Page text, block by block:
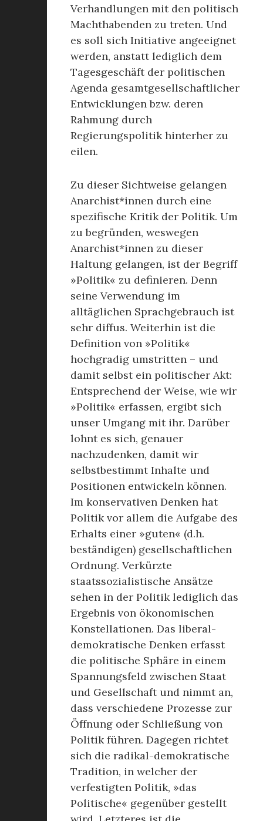
Verhandlungen mit den politisch
Machthabenden zu treten. Und
es soll sich Initiative angeeignet
werden, anstatt lediglich dem
Tagesgeschäft der politischen
Agenda gesamtgesellschaftlicher
Entwicklungen bzw. deren
Rahmung durch
Regierungspolitik hinterher zu
eilen.
Zu dieser Sichtweise gelangen
Anarchist*innen durch eine
spezifische Kritik der Politik. Um
zu begründen, weswegen
Anarchist*innen zu dieser
Haltung gelangen, ist der Begriff
»Politik« zu definieren. Denn
seine Verwendung im
alltäglichen Sprachgebrauch ist
sehr diffus. Weiterhin ist die
Definition von »Politik«
hochgradig umstritten – und
damit selbst ein politischer Akt:
Entsprechend der Weise, wie wir
»Politik« erfassen, ergibt sich
unser Umgang mit ihr. Darüber
lohnt es sich, genauer
nachzudenken, damit wir
selbstbestimmt Inhalte und
Positionen entwickeln können.
Im konservativen Denken hat
Politik vor allem die Aufgabe des
Erhalts einer »guten« (d.h.
beständigen) gesellschaftlichen
Ordnung. Verkürzte
staatssozialistische Ansätze
sehen in der Politik lediglich das
Ergebnis von ökonomischen
Konstellationen. Das liberal-
demokratische Denken erfasst
die politische Sphäre in einem
Spannungsfeld zwischen Staat
und Gesellschaft und nimmt an,
dass verschiedene Prozesse zur
Öffnung oder Schließung von
Politik führen. Dagegen richtet
sich die radikal-demokratische
Tradition, in welcher der
verfestigten Politik, »das
Politische« gegenüber gestellt